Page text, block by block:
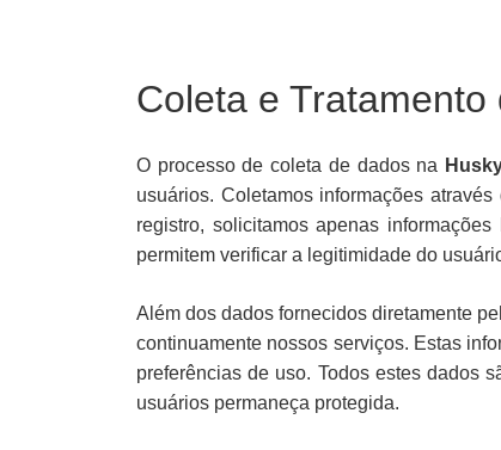
Coleta e
O processo de coleta de dados na
usuários. Coletamos informações
registro, solicitamos apenas
permitem verificar a legitimidade do
Além dos dados fornecidos diretamente
continuamente nossos serviços. Estas
preferências de uso. Todos estes dados
usuários permaneça protegida.